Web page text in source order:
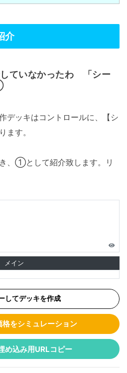
介
ていなかったわ 「シー
デッキはコントロールに、【シ
ます。
、①として紹介致します。リ
メイン
してデッキを作成
格をシミュレーション
め込み用URLコピー